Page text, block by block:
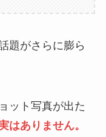
題がさらに膨ら
ット写真が出た
はありません。